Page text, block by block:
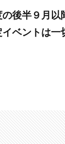
の後半９月以
ベントは一